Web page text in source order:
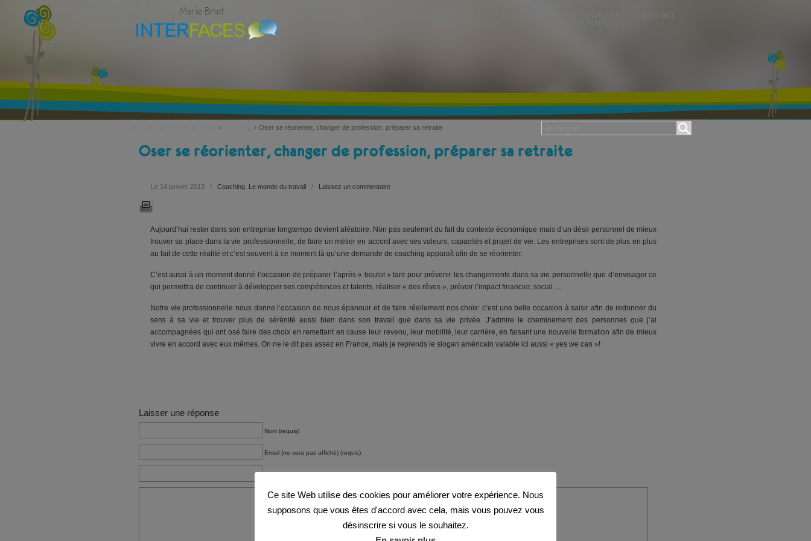
Marie Binet CONTACT
› › Oser se réorienter, changer de profession, préparer sa retraite
Oser se réorienter, changer de profession, préparer sa retraite
Le 14 janvier 2013 / Coaching Le monde du travail / Laissez un commentaire
Aujourd’hui rester dans son entreprise longtemps devient aléatoire. Non pas seulemnt du fait du contexte économique mais d’un désir personnel de mieux
trouver sa place dans la vie professionnelle, de faire un métier en accord avec ses valeurs, capacités et projet de vie. Les entreprises sont de plus en plus
au fait de cette réalité et c’est souvent à ce moment là qu’une demande de coaching apparaît afin de se réorienter.
C’est aussi à un moment donné l’occasion de préparer l’après « boulot » tant pour prévenir les changements dans sa vie personnelle que d’envisager ce
qui permettra de continuer à développer ses compétences et talents, réaliser « des rêves », prévoir l’impact financier, social….
Notre vie professionnelle nous donne l’occasion de nous épanouir et de faire réellement nos choix: c’est une belle occasion à saisir afin de redonner du
sens à sa vie et trouver plus de sérénité aussi bien dans son travail que dans sa vie privée. J’admire le cheminement des personnes que j’ai
accompagnées qui ont osé faire des choix en remettant en cause leur revenu, leur mobilité, leur carrière, en faisant une nouvelle formation afin de mieux
vivre en accord avec eux mêmes. On ne le dit pas assez en France, mais je reprends le slogan américain valable ici aussi « yes we can »!
Laisser une réponse
Nom (requis)
Email (ne sera pas affiché) (requis)
Site web
Ce site Web utilise des cookies pour améliorer votre expérience. Nous
supposons que vous êtes d'accord avec cela, mais vous pouvez vous
désinscrire si vous le souhaitez.